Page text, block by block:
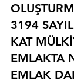
3194
KAT
EMLAKTA
EMLAK